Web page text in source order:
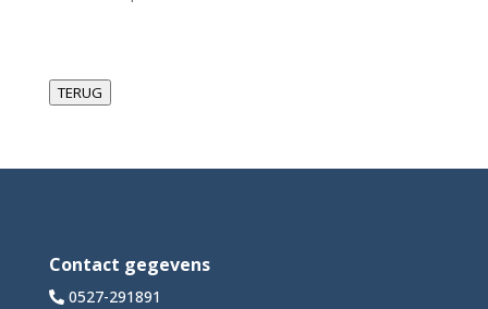
TERUG
Contact gegevens
0527-291891